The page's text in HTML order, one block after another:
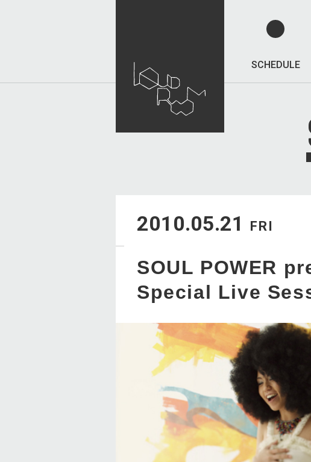
SCHEDULE
2010.05.21 FRI
SOUL POWER
Special Live